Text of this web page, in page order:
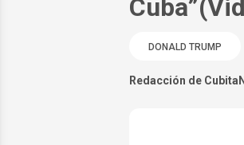
DONALD TRUMP
Redacción de